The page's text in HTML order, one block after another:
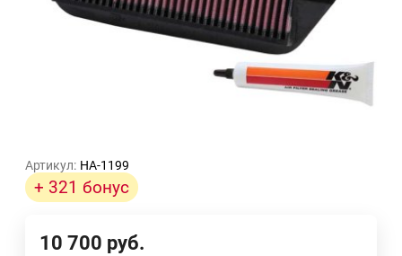
Артикул: HA-1199
+ 321 бонус
10 700 руб.